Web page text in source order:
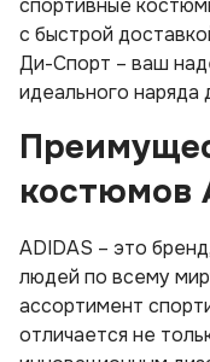
спортивные
с быстрой
Ди-Спорт – ваш
идеального наряда
костюмов
ADIDAS – это
людей по всему
ассортимент
отличается не